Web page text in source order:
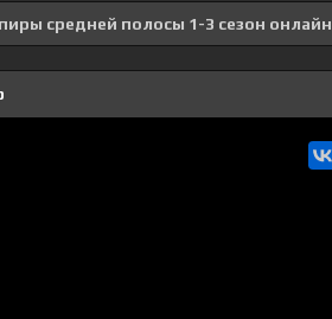
средней полосы 1-3 сезон онлайн